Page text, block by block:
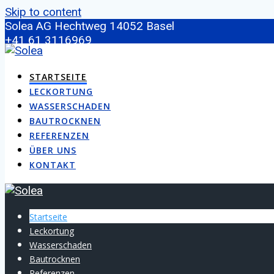
Skip to content
Solea AG Hechtweg 1 ​4052 Basel
+41 61 3116969
info@soleabautrocknen.ch
STARTSEITE
LECKORTUNG
WASSERSCHADEN
BAUTROCKNEN
REFERENZEN
ÜBER UNS
KONTAKT
Startseite
Leckortung
Wasserschaden
Bautrocknen